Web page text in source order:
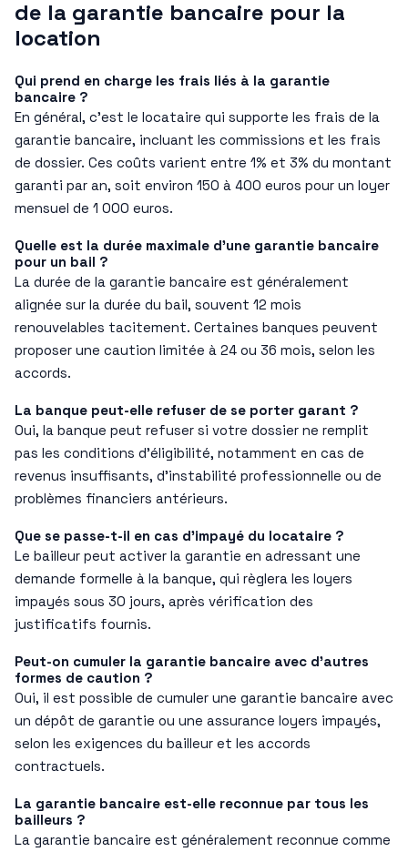
de la garantie bancaire pour la
location
Qui prend en charge les frais liés à la garantie
bancaire ?
En général, c’est le locataire qui supporte les frais de la
garantie bancaire, incluant les commissions et les frais
de dossier. Ces coûts varient entre 1% et 3% du montant
garanti par an, soit environ 150 à 400 euros pour un loyer
mensuel de 1 000 euros.
Quelle est la durée maximale d’une garantie bancaire
pour un bail ?
La durée de la garantie bancaire est généralement
alignée sur la durée du bail, souvent 12 mois
renouvelables tacitement. Certaines banques peuvent
proposer une caution limitée à 24 ou 36 mois, selon les
accords.
La banque peut-elle refuser de se porter garant ?
Oui, la banque peut refuser si votre dossier ne remplit
pas les conditions d’éligibilité, notamment en cas de
revenus insuffisants, d’instabilité professionnelle ou de
problèmes financiers antérieurs.
Que se passe-t-il en cas d’impayé du locataire ?
Le bailleur peut activer la garantie en adressant une
demande formelle à la banque, qui règlera les loyers
impayés sous 30 jours, après vérification des
justificatifs fournis.
Peut-on cumuler la garantie bancaire avec d’autres
formes de caution ?
Oui, il est possible de cumuler une garantie bancaire avec
un dépôt de garantie ou une assurance loyers impayés,
selon les exigences du bailleur et les accords
contractuels.
La garantie bancaire est-elle reconnue par tous les
bailleurs ?
La garantie bancaire est généralement reconnue comme